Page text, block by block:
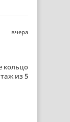
вчера
кольцо
из 5